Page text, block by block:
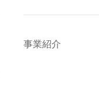
事業紹介